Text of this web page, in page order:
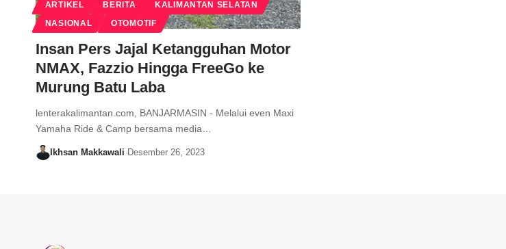
ARTIKEL BERITA KALIMANTAN SELATAN
NASIONAL OTOMOTIF
Insan Pers Jajal Ketangguhan Motor
NMAX, Fazzio Hingga FreeGo ke
Murung Batu Laba
lenterakalimantan.com, BANJARMASIN - Melalui even Maxi
Yamaha Ride & Camp bersama media…
Ikhsan Makkawali Desember 26, 2023